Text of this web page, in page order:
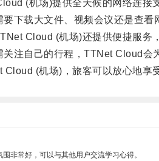
(机场)提供全天候的网络连接支
载大文件、视频会议还是查看
Cloud (机场)还提供便捷服务，
自己的行程，TTNet Cloud会为
(机场)，旅客可以放心地享受
非常好，可以与其他用户交流学习心得。